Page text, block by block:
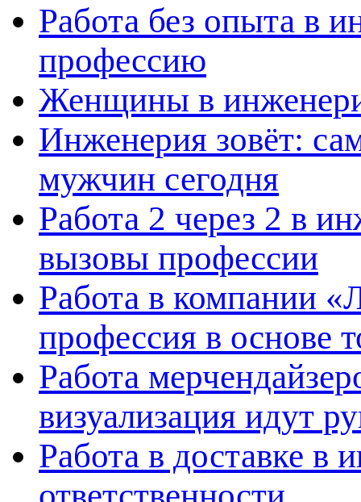
Работа без опыта в
профессию
Женщины в
Инженерия зовёт:
мужчин сегодня
Работа 2 через 2 в
вызовы профессии
Работа в компании
профессия в основе
Работа
визуализация идут
Работа в доставке в